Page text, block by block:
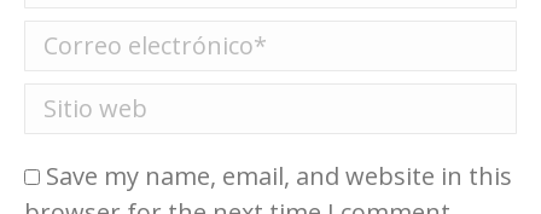
Correo electrónico *
Sitio web
Save my name, email, and website in this